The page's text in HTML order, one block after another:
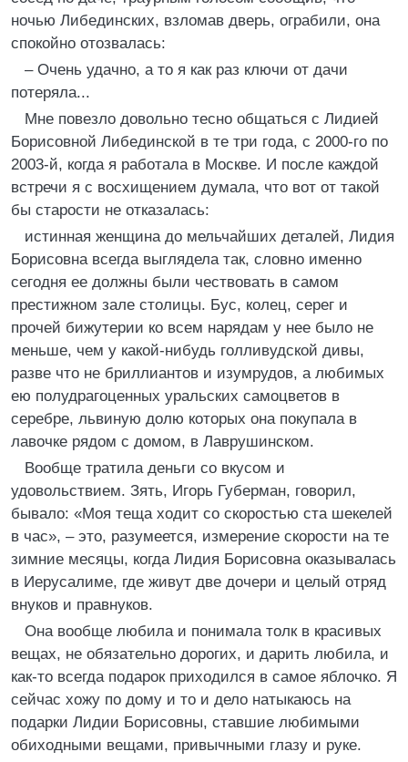
ночью Либединских, взломав дверь, ограбили, она
спокойно отозвалась:
– Очень удачно, а то я как раз ключи от дачи
потеряла...
Мне повезло довольно тесно общаться с Лидией
Борисовной Либединской в те три года, с 2000-го по
2003-й, когда я работала в Москве. И после каждой
встречи я с восхищением думала, что вот от такой
бы старости не отказалась:
истинная женщина до мельчайших деталей, Лидия
Борисовна всегда выглядела так, словно именно
сегодня ее должны были чествовать в самом
престижном зале столицы. Бус, колец, серег и
прочей бижутерии ко всем нарядам у нее было не
меньше, чем у какой-нибудь голливудской дивы,
разве что не бриллиантов и изумрудов, а любимых
ею полудрагоценных уральских самоцветов в
серебре, львиную долю которых она покупала в
лавочке рядом с домом, в Лаврушинском.
Вообще тратила деньги со вкусом и
удовольствием. Зять, Игорь Губерман, говорил,
бывало: «Моя теща ходит со скоростью ста шекелей
в час», – это, разумеется, измерение скорости на те
зимние месяцы, когда Лидия Борисовна оказывалась
в Иерусалиме, где живут две дочери и целый отряд
внуков и правнуков.
Она вообще любила и понимала толк в красивых
вещах, не обязательно дорогих, и дарить любила, и
как-то всегда подарок приходился в самое яблочко. Я
сейчас хожу по дому и то и дело натыкаюсь на
подарки Лидии Борисовны, ставшие любимыми
обиходными вещами, привычными глазу и руке.